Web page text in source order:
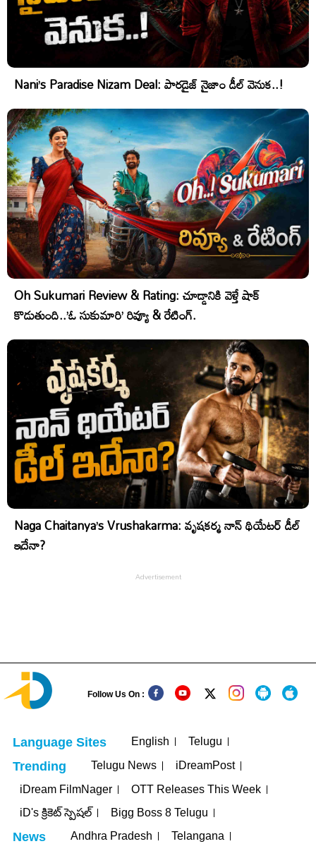
Nani’s Paradise Nizam Deal: పారడైజ్ నైజాం డీల్ వెనుక..!
Oh Sukumari Review & Rating: చూడ్డానికి వెళ్తే షాక్
కొడుతుంది..’ఓ సుకుమారి’ రివ్యూ & రేటింగ్.
Naga Chaitanya’s Vrushakarma: వృషకర్మ నాన్ థియేటర్ డీల్
ఇదేనా?
Follow Us On :
Language Sites English Telugu
Trending Telugu News
iDreamPost
iDream FilmNager
OTT Releases This Week
iD's క్రికెట్ స్పెషల్
Bigg Boss 8 Telugu
News Andhra Pradesh Telangana